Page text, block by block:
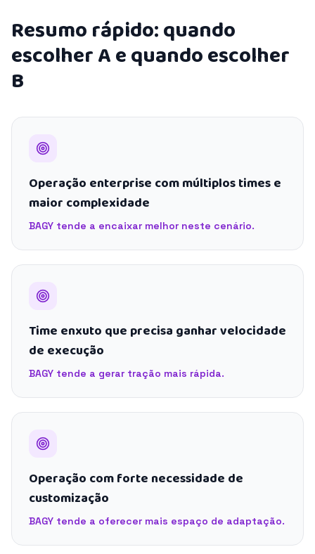
Resumo rápido: quando
escolher A e quando escolher
B
Operação enterprise com múltiplos times e
maior complexidade
BAGY tende a encaixar melhor neste cenário.
Time enxuto que precisa ganhar velocidade
de execução
BAGY tende a gerar tração mais rápida.
Operação com forte necessidade de
customização
BAGY tende a oferecer mais espaço de adaptação.